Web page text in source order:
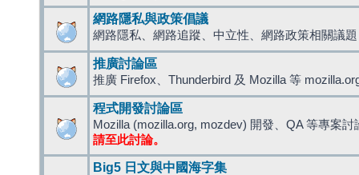
網路隱私與政策倡議
網路隱私、網路追蹤、中立性、網路政策相關議題
推廣討論區
推廣 Firefox、Thunderbird 及 Mozilla 等
程式開發討論區
Mozilla (mozilla.org, mozdev) 開發、QA 等專案討
請至此討論。
Big5 日文與中國海字集